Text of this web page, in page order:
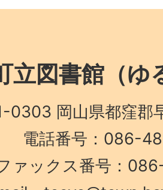
立図書館（ゆ
0303 岡山県都窪郡
電話番号：086-
ァックス番号：